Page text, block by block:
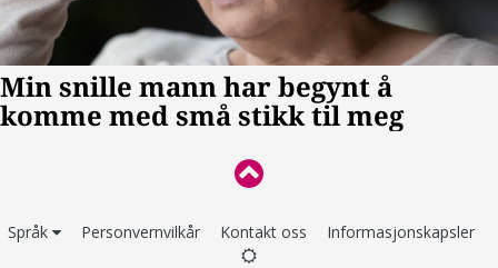
Språk Personvernvilkår Kontakt oss Informasjonskapsler